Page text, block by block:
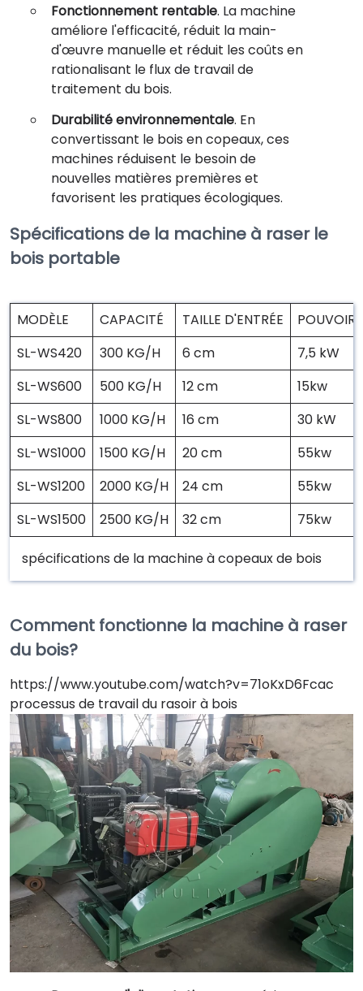
Fonctionnement rentable. La machine
améliore l'efficacité, réduit la main-
d'œuvre manuelle et réduit les coûts en
rationalisant le flux de travail de
traitement du bois.
Durabilité environnementale. En
convertissant le bois en copeaux, ces
machines réduisent le besoin de
nouvelles matières premières et
favorisent les pratiques écologiques.
Spécifications de la machine à raser le
bois portable
MODÈLE CAPACITÉ TAILLE D'ENTRÉE
POUVOIR
SL-WS420
300 KG/H 6 cm
7,5 kW
SL-WS600
500 KG/H 12 cm
15kw
SL-WS800
1000 KG/H 16 cm
30 kW
SL-WS1000
1500 KG/H 20 cm
55kw
SL-WS1200
2000 KG/H 24 cm
55kw
SL-WS1500
2500 KG/H 32 cm 75kw
spécifications de la machine à copeaux de bois
Comment fonctionne la machine à raser
du bois?
https://www.youtube.com/watch?v=71oKxD6Fcac
processus de travail du rasoir à bois